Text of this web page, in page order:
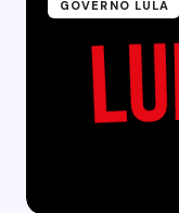
GOVERNO LULA